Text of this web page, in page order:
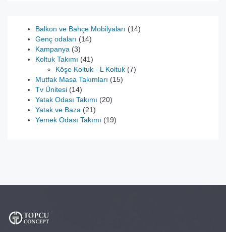
Balkon ve Bahçe Mobilyaları 1414
Genç odaları 1414
Kampanya 33
ürün
Koltuk Takımı 4141
ürün
Köşe Koltuk - L Koltuk 77
Mutfak Masa Takımları 1515
Tv Ünitesi 1414
ürün
Yatak Odası Takımı 2020
Yatak ve Baza 2121
ürün
Yemek Odası Takımı 1919